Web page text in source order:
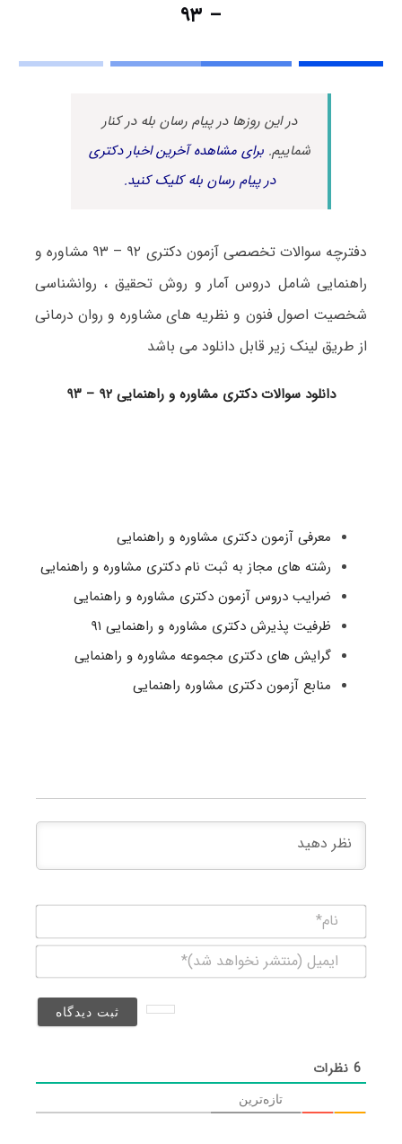
– ۹۳
در این روزها در پیام رسان بله در کنار
شماییم.برای مشاهده آخرین اخبار دکتری
در پیام رسان بله کلیک کنید.
دفترچه سوالات تخصصی آزمون دکتری ۹۲ – ۹۳ مشاوره و
راهنمایی شامل دروس آمار و روش تحقیق ، روانشناسی
شخصیت اصول فنون و نظریه های مشاوره و روان درمانی
از طریق لینک زیر قابل دانلود می باشد
دانلود سوالات دکتری مشاوره و راهنمایی ۹۲ – ۹۳
معرفی آزمون دکتری مشاوره و راهنمایی
رشته های مجاز به ثبت نام دکتری مشاوره و راهنمایی
ضرایب دروس آزمون دکتری مشاوره و راهنمایی
ظرفیت پذیرش دکتری مشاوره و راهنمایی ۹۱
گرایش های دکتری مجموعه مشاوره و راهنمایی
منابع آزمون دکتری مشاوره راهنمایی
(منتشر
6نظرات
تازه‌ترین